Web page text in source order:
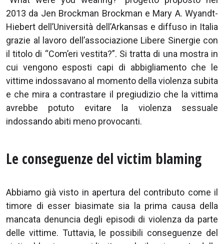
2013 da Jen Brockman Brockman e Mary A. Wyandt-
Hiebert dell’Università dell’Arkansas e diffuso in Italia
grazie al lavoro dell’associazione Libere Sinergie con
il titolo di “Com’eri vestita?”. Si tratta di una mostra in
cui vengono esposti capi di abbigliamento che le
vittime indossavano al momento della violenza subita
e che mira a contrastare il pregiudizio che la vittima
avrebbe potuto evitare la violenza sessuale
indossando abiti meno provocanti.
Le conseguenze del victim blaming
Abbiamo già visto in apertura del contributo come il
timore di esser biasimate sia la prima causa della
mancata denuncia degli episodi di violenza da parte
delle vittime. Tuttavia, le possibili conseguenze del